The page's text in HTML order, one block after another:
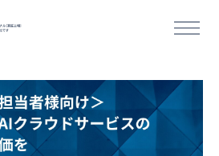
機能
導入/活用事例